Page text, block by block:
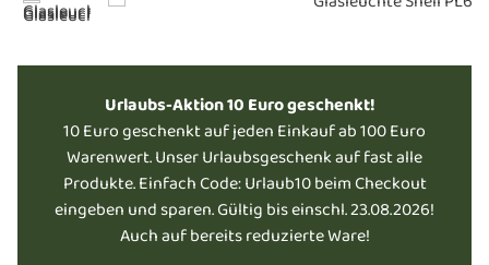
Urlaubs-Aktion 10 Euro geschenkt!
10 Euro geschenkt auf jeden Einkauf ab 100 Euro
Warenwert. Unser Urlaubsgeschenk auf fast alle
Produkte. Einfach Code: Urlaub10 beim Checkout
eingeben und sparen. Gültig bis einschl. 23.08.2026!
Auch auf bereits reduzierte Ware!